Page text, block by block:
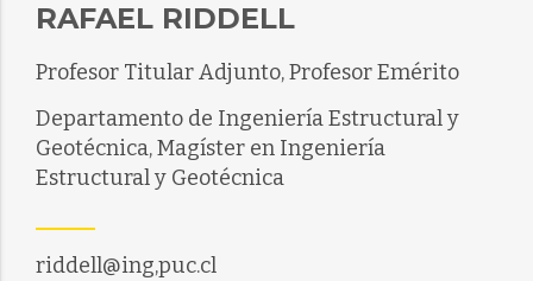
RAFAEL RIDDELL
Profesor Titular Adjunto, Profesor Emérito
Departamento de Ingeniería Estructural y
Geotécnica, Magíster en Ingeniería
Estructural y Geotécnica
riddell@ing,puc.cl